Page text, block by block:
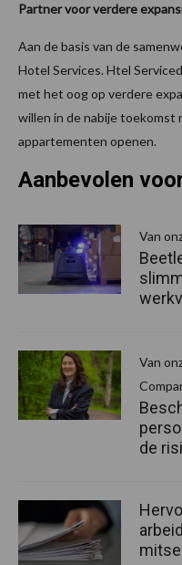
Partner voor verdere
Aan de basis van de
Hotel Services. Htel
met het oog op verdere
willen in de nabije toekomst
appartementen openen.
Aanbevolen
Van
Van
de